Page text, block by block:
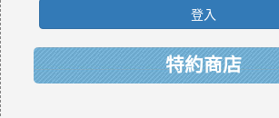
登入
特約商店